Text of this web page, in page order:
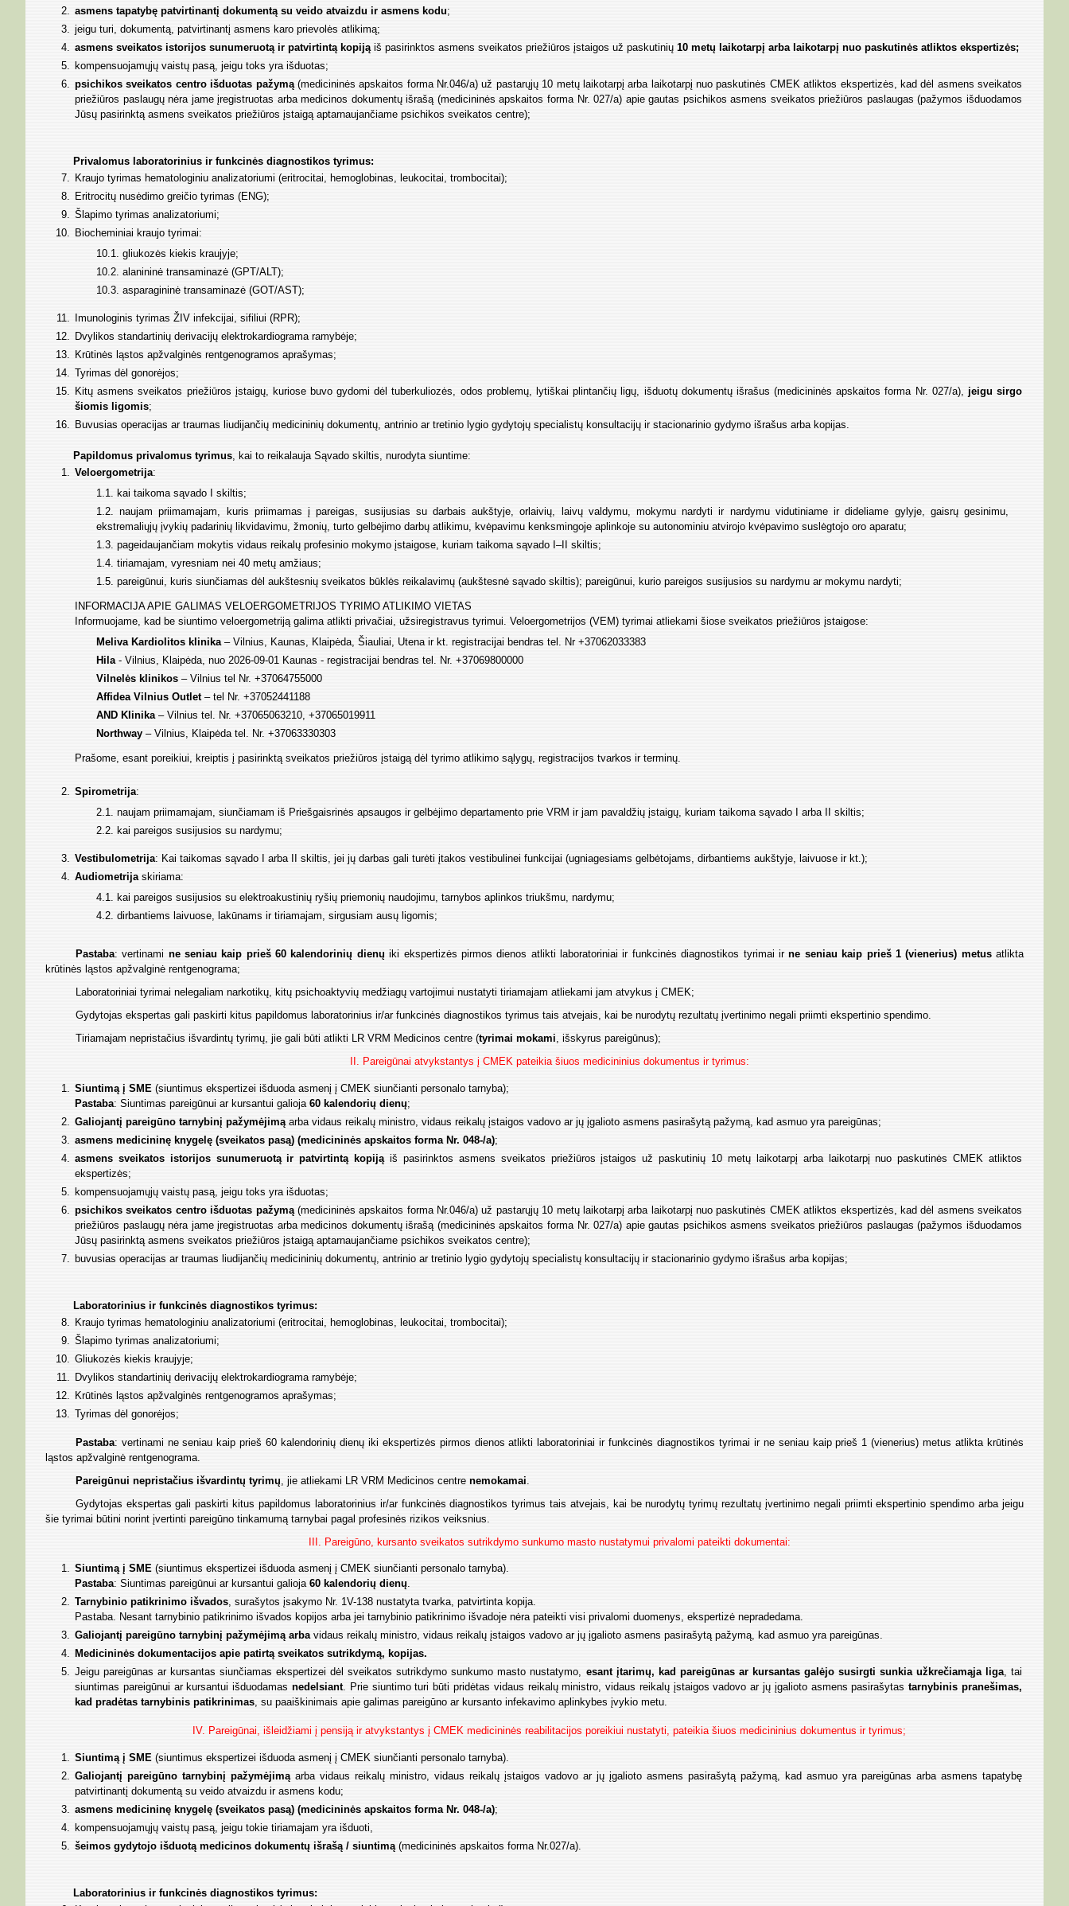
asmens tapatybę patvirtinantį dokumentą su veido atvaizdu ir asmens kodu;
jeigu turi, dokumentą, patvirtinantį asmens karo prievolės atlikimą;
asmens sveikatos istorijos sunumeruotą ir patvirtintą kopijąiš pasirinktos asmens sveikatos priežiūros įstaigos už paskutinių 10 metų laikotarpį arba laikotarpį nuo paskutinės atliktos ekspertizės;
kompensuojamųjų vaistų pasą, jeigu toks yra išduotas;
psichikos sveikatos centro išduotas pažymą(medicininės apskaitos forma Nr.046/a) už pastarųjų 10 metų laikotarpį arba laikotarpį nuo paskutinės CMEK atliktos ekspertizės, kad dėl asmens sveikatos
priežiūros paslaugų nėra jame įregistruotas arba medicinos dokumentų išrašą (medicininės apskaitos forma Nr. 027/a) apie gautas psichikos asmens sveikatos priežiūros paslaugas (pažymos išduodamos
Jūsų pasirinktą asmens sveikatos priežiūros įstaigą aptarnaujančiame psichikos sveikatos centre);
Privalomus laboratorinius ir funkcinės diagnostikos tyrimus:
Kraujo tyrimas hematologiniu analizatoriumi (eritrocitai, hemoglobinas, leukocitai, trombocitai);
Eritrocitų nusėdimo greičio tyrimas (ENG);
Šlapimo tyrimas analizatoriumi;
Biocheminiai kraujo tyrimai:
10.1. gliukozės kiekis kraujyje;
10.2. alanininė transaminazė (GPT/ALT);
10.3. asparagininė transaminazė (GOT/AST);
Imunologinis tyrimas ŽIV infekcijai, sifiliui (RPR);
Dvylikos standartinių derivacijų elektrokardiograma ramybėje;
Krūtinės ląstos apžvalginės rentgenogramos aprašymas;
Tyrimas dėl gonorėjos;
Kitų asmens sveikatos priežiūros įstaigų, kuriose buvo gydomi dėl tuberkuliozės, odos problemų, lytiškai plintančių ligų, išduotų dokumentų išrašus (medicininės apskaitos forma Nr. 027/a), jeigu sirgo
šiomis ligomis;
Buvusias operacijas ar traumas liudijančių medicininių dokumentų, antrinio ar tretinio lygio gydytojų specialistų konsultacijų ir stacionarinio gydymo išrašus arba kopijas.
Papildomus privalomus tyrimus , kai to reikalauja Sąvado skiltis, nurodyta siuntime:
Veloergometrija:
1.1. kai taikoma sąvado I skiltis;
1.2. naujam priimamajam, kuris priimamas į pareigas, susijusias su darbais aukštyje, orlaivių, laivų valdymu, mokymu nardyti ir nardymu vidutiniame ir dideliame gylyje, gaisrų gesinimu,
ekstremaliųjų įvykių padarinių likvidavimu, žmonių, turto gelbėjimo darbų atlikimu, kvėpavimu kenksmingoje aplinkoje su autonominiu atvirojo kvėpavimo suslėgtojo oro aparatu;
1.3. pageidaujančiam mokytis vidaus reikalų profesinio mokymo įstaigose, kuriam taikoma sąvado I–II skiltis;
1.4. tiriamajam, vyresniam nei 40 metų amžiaus;
1.5. pareigūnui, kuris siunčiamas dėl aukštesnių sveikatos būklės reikalavimų (aukštesnė sąvado skiltis); pareigūnui, kurio pareigos susijusios su nardymu ar mokymu nardyti;
INFORMACIJA APIE GALIMAS VELOERGOMETRIJOS TYRIMO ATLIKIMO VIETAS
Informuojame, kad be siuntimo veloergometriją galima atlikti privačiai, užsiregistravus tyrimui. Veloergometrijos (VEM) tyrimai atliekami šiose sveikatos priežiūros įstaigose:
Meliva Kardiolitos klinika – Vilnius, Kaunas, Klaipėda, Šiauliai, Utena ir kt. registracijai bendras tel. Nr +37062033383
Hila - Vilnius, Klaipėda, nuo 2026-09-01 Kaunas - registracijai bendras tel. Nr. +37069800000
Vilnelės klinikos – Vilnius tel Nr. +37064755000
Affidea Vilnius Outlet– tel Nr. +37052441188
AND Klinika – Vilnius tel. Nr. +37065063210, +37065019911
Northway – Vilnius, Klaipėda tel. Nr. +37063330303
Prašome, esant poreikiui, kreiptis į pasirinktą sveikatos priežiūros įstaigą dėl tyrimo atlikimo sąlygų, registracijos tvarkos ir terminų.
Spirometrija:
2.1. naujam priimamajam, siunčiamam iš Priešgaisrinės apsaugos ir gelbėjimo departamento prie VRM ir jam pavaldžių įstaigų, kuriam taikoma sąvado I arba II skiltis;
2.2. kai pareigos susijusios su nardymu;
Vestibulometrija: Kai taikomas sąvado I arba II skiltis, jei jų darbas gali turėti įtakos vestibulinei funkcijai (ugniagesiams gelbėtojams, dirbantiems aukštyje, laivuose ir kt.);
Audiometrija skiriama:
4.1. kai pareigos susijusios su elektroakustinių ryšių priemonių naudojimu, tarnybos aplinkos triukšmu, nardymu;
4.2. dirbantiems laivuose, lakūnams ir tiriamajam, sirgusiam ausų ligomis;
Pastaba: vertinami ne seniau kaip prieš 60 kalendorinių dienų iki ekspertizės pirmos dienos atlikti laboratoriniai ir funkcinės diagnostikos tyrimai irne seniau kaip prieš 1 (vienerius) metusatlikta
krūtinės ląstos apžvalginė rentgenograma;
Laboratoriniai tyrimai nelegaliam narkotikų, kitų psichoaktyvių medžiagų vartojimui nustatyti tiriamajam atliekami jam atvykus į CMEK;
Gydytojas ekspertas gali paskirti kitus papildomus laboratorinius ir/ar funkcinės diagnostikos tyrimus tais atvejais, kai be nurodytų rezultatų įvertinimo negali priimti ekspertinio spendimo.
Tiriamajam nepristačius išvardintų tyrimų, jie gali būti atlikti LR VRM Medicinos centre (tyrimai mokami , išskyrus pareigūnus);
II. Pareigūnai atvykstantys į CMEK pateikia šiuos medicininius dokumentus ir tyrimus:
Siuntimą į SME (siuntimus ekspertizei išduoda asmenį į CMEK siunčianti personalo tarnyba);
Pastaba: Siuntimas pareigūnui ar kursantui galioja 60 kalendorių dienų;
Galiojantį pareigūno tarnybinį pažymėjimą arba vidaus reikalų ministro, vidaus reikalų įstaigos vadovo ar jų įgalioto asmens pasirašytą pažymą, kad asmuo yra pareigūnas;
asmens medicininę knygelę (sveikatos pasą) (medicininės apskaitos forma Nr. 048-/a);
asmens sveikatos istorijos sunumeruotą ir patvirtintą kopiją iš pasirinktos asmens sveikatos priežiūros įstaigos už paskutinių 10 metų laikotarpį arba laikotarpį nuo paskutinės CMEK atliktos
ekspertizės;
kompensuojamųjų vaistų pasą, jeigu toks yra išduotas;
psichikos sveikatos centro išduotas pažymą(medicininės apskaitos forma Nr.046/a) už pastarųjų 10 metų laikotarpį arba laikotarpį nuo paskutinės CMEK atliktos ekspertizės, kad dėl asmens sveikatos
priežiūros paslaugų nėra jame įregistruotas arba medicinos dokumentų išrašą (medicininės apskaitos forma Nr. 027/a) apie gautas psichikos asmens sveikatos priežiūros paslaugas (pažymos išduodamos
Jūsų pasirinktą asmens sveikatos priežiūros įstaigą aptarnaujančiame psichikos sveikatos centre);
buvusias operacijas ar traumas liudijančių medicininių dokumentų, antrinio ar tretinio lygio gydytojų specialistų konsultacijų ir stacionarinio gydymo išrašus arba kopijas;
Laboratorinius ir funkcinės diagnostikos tyrimus:
Kraujo tyrimas hematologiniu analizatoriumi (eritrocitai, hemoglobinas, leukocitai, trombocitai);
Šlapimo tyrimas analizatoriumi;
Gliukozės kiekis kraujyje;
Dvylikos standartinių derivacijų elektrokardiograma ramybėje;
Krūtinės ląstos apžvalginės rentgenogramos aprašymas;
Tyrimas dėl gonorėjos;
Pastaba: vertinami ne seniau kaip prieš 60 kalendorinių dienų iki ekspertizės pirmos dienos atlikti laboratoriniai ir funkcinės diagnostikos tyrimai ir ne seniau kaip prieš 1 (vienerius) metus atlikta krūtinės
ląstos apžvalginė rentgenograma.
Pareigūnui nepristačius išvardintų tyrimų , jie atliekami LR VRM Medicinos centre nemokamai
Gydytojas ekspertas gali paskirti kitus papildomus laboratorinius ir/ar funkcinės diagnostikos tyrimus tais atvejais, kai be nurodytų tyrimų rezultatų įvertinimo negali priimti ekspertinio spendimo arba jeigu
šie tyrimai būtini norint įvertinti pareigūno tinkamumą tarnybai pagal profesinės rizikos veiksnius.
III. Pareigūno, kursanto sveikatos sutrikdymo sunkumo masto nustatymui privalomi pateikti dokumentai:
Siuntimą į SME (siuntimus ekspertizei išduoda asmenį į CMEK siunčianti personalo tarnyba).
Pastaba: Siuntimas pareigūnui ar kursantui galioja 60 kalendorių dienų.
Tarnybinio patikrinimo išvados, surašytos įsakymo Nr. 1V-138 nustatyta tvarka, patvirtinta kopija.
Pastaba. Nesant tarnybinio patikrinimo išvados kopijos arba jei tarnybinio patikrinimo išvadoje nėra pateikti visi privalomi duomenys, ekspertizė nepradedama.
Galiojantį pareigūno tarnybinį pažymėjimą arbavidaus reikalų ministro, vidaus reikalų įstaigos vadovo ar jų įgalioto asmens pasirašytą pažymą, kad asmuo yra pareigūnas.
Medicininės dokumentacijos apie patirtą sveikatos sutrikdymą, kopijas.
Jeigu pareigūnas ar kursantas siunčiamas ekspertizei dėl sveikatos sutrikdymo sunkumo masto nustatymo, esant įtarimų, kad pareigūnas ar kursantas galėjo susirgti sunkia užkrečiamąja liga, tai
siuntimas pareigūnui ar kursantui išduodamas nedelsiant. Prie siuntimo turi būti pridėtas vidaus reikalų ministro, vidaus reikalų įstaigos vadovo ar jų įgalioto asmens pasirašytastarnybinis pranešimas,
kad pradėtas tarnybinis patikrinimas, su paaiškinimais apie galimas pareigūno ar kursanto infekavimo aplinkybes įvykio metu.
IV. Pareigūnai, išleidžiami į pensiją ir atvykstantys į CMEK medicininės reabilitacijos poreikiui nustatyti, pateikia šiuos medicininius dokumentus ir tyrimus;
Siuntimą į SME (siuntimus ekspertizei išduoda asmenį į CMEK siunčianti personalo tarnyba).
Galiojantį pareigūno tarnybinį pažymėjimąarba vidaus reikalų ministro, vidaus reikalų įstaigos vadovo ar jų įgalioto asmens pasirašytą pažymą, kad asmuo yra pareigūnas arba asmens tapatybę
patvirtinantį dokumentą su veido atvaizdu ir asmens kodu;
asmens medicininę knygelę (sveikatos pasą) (medicininės apskaitos forma Nr. 048-/a);
kompensuojamųjų vaistų pasą, jeigu tokie tiriamajam yra išduoti,
šeimos gydytojo išduotą medicinos dokumentų išrašą / siuntimą(medicininės apskaitos forma Nr.027/a).
Laboratorinius ir funkcinės diagnostikos tyrimus: